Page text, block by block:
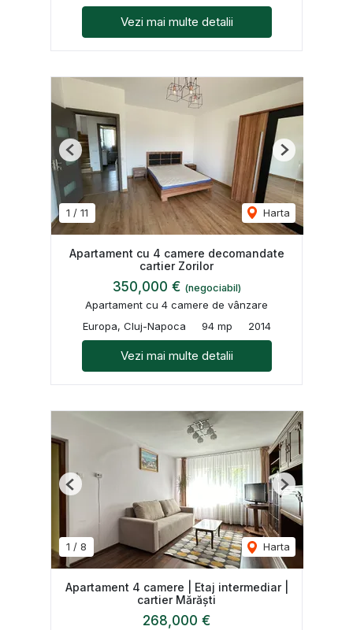
Vezi mai multe detalii
1 / 11 Harta
Previous Next
Apartament cu 4 camere decomandate
cartier Zorilor
350,000 € (negociabil)
Apartament cu 4 camere de vânzare
Europa, Cluj-Napoca
94 mp 2014
Vezi mai multe detalii
1 / 8 Harta
Previous Next
Apartament 4 camere | Etaj intermediar |
cartier Mărăști
268,000 €